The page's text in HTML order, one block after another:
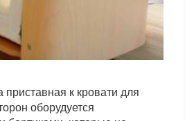
приставная к кровати для
оборудуется